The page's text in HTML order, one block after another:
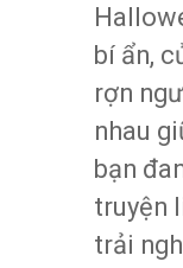
bí ẩn,
rợn
nhau
bạn
truyện
trải